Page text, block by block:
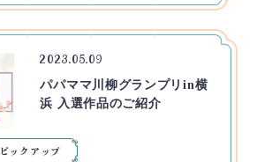
2023.05.09
パパママ川柳グランプリin横
浜 入選作品のご紹介
ピックアップ